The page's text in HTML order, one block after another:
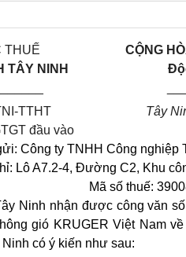
THUẾ
TÂY NINH
CỘNG
-TTHT
đầu vào
Tây
Công ty TNHH Công nghiệp
Lô A7.2-4, Đường C2, Khu
Mã số thuế:
Ninh nhận được công văn
gió KRUGER Việt Nam
có ý kiến như sau: